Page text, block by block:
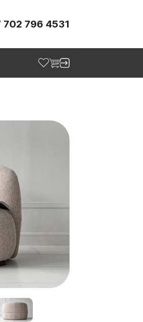
702 796 4531